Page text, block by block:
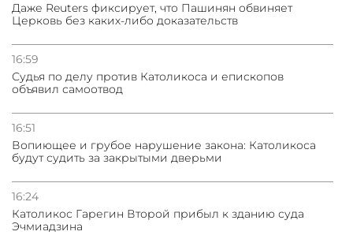
Даже Reuters фиксирует, что Пашинян обвиняет
Церковь без каких-либо доказательств
16:59
Судья по делу против Католикоса и епископов
объявил самоотвод
16:51
Вопиющее и грубое нарушение закона: Католикоса
будут судить за закрытыми дверьми
16:24
Католикос Гарегин Второй прибыл к зданию суда
Эчмиадзина
31.07.2026
погрануправления СНБ Армении в Тбилиси